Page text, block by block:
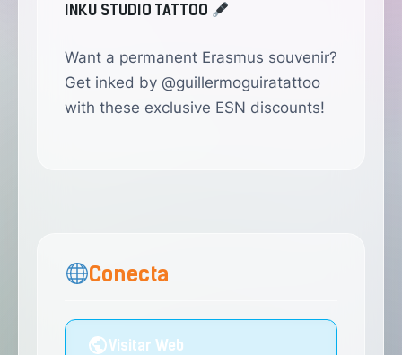
INKU STUDIO TATTOO
Want a permanent Erasmus souvenir?
Get inked by @guillermoguiratattoo
with these exclusive ESN discounts!
Conecta
Visitar Web